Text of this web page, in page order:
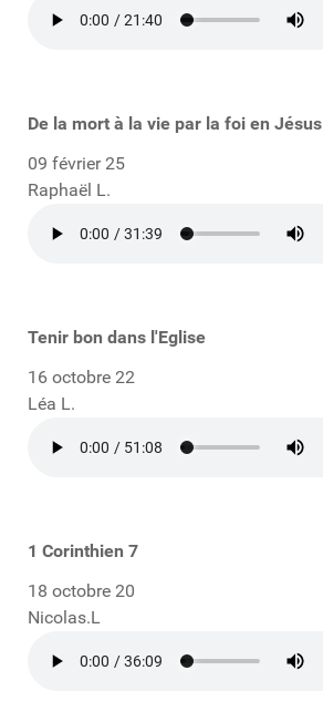
De la mort à la vie par la foi en Jésus
09 février 25
Raphaël L.
Tenir bon dans l'Eglise
16 octobre 22
Léa L.
1 Corinthien 7
18 octobre 20
Nicolas.L